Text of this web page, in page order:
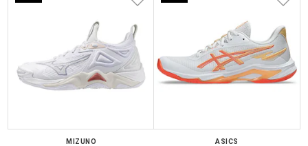
MIZUNO ASICS